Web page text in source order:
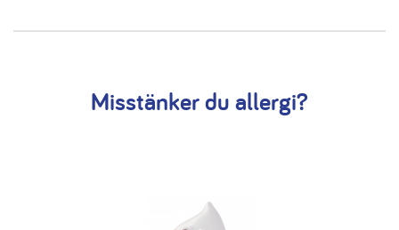
Misstänker du allergi?